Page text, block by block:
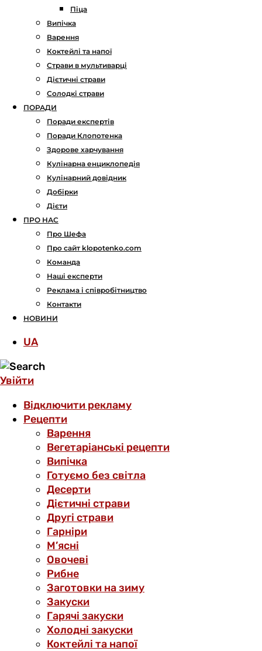
Піца
Випічка
Варення
Коктейлі та напої
Страви в мультиварці
Дієтичні страви
Солодкі страви
ПОРАДИ
Поради експертів
Поради Клопотенка
Здорове харчування
Кулінарна енциклопедія
Кулінарний довідник
Добірки
Дієти
ПРО НАС
Про Шефа
Про сайт klopotenko.com
Команда
Наші експерти
Реклама і співробітництво
Контакти
НОВИНИ
UA
Увійти
Відключити рекламу
Рецепти
Варення
Вегетаріанські рецепти
Випічка
Готуємо без світла
Десерти
Дієтичні страви
Другі страви
Гарніри
М’ясні
Овочеві
Рибне
Заготовки на зиму
Закуски
Гарячі закуски
Холодні закуски
Коктейлі та напої